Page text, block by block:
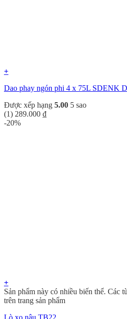
+
Dao phay ngón phi 4 x 75L SDENK
Được xếp hạng 5.00 5 sao
(1) 289.000 ₫
-20%
+
Sản phẩm này có nhiều biến thể. Các
trên trang sản phẩm
Lò xo nâu TB22